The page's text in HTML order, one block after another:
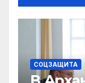
СОЦЗАЩИТА